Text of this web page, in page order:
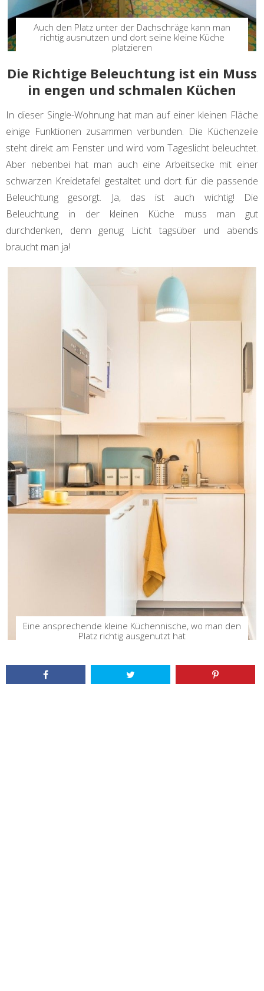
Auch den Platz unter der Dachschräge kann man
richtig ausnutzen und dort seine kleine Küche
platzieren
Die Richtige Beleuchtung ist ein Muss
in engen und schmalen Küchen
In dieser Single-Wohnung hat man auf einer kleinen Fläche
einige Funktionen zusammen verbunden. Die Küchenzeile
steht direkt am Fenster und wird vom Tageslicht beleuchtet.
Aber nebenbei hat man auch eine Arbeitsecke mit einer
schwarzen Kreidetafel gestaltet und dort für die passende
Beleuchtung gesorgt. Ja, das ist auch wichtig! Die
Beleuchtung in der kleinen Küche muss man gut
durchdenken, denn genug Licht tagsüber und abends
braucht man ja!
Eine ansprechende kleine Küchennische, wo man den
Platz richtig ausgenutzt hat